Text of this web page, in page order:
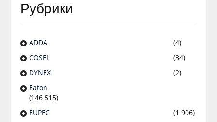
Рубрики
ADDA
(4)
COSEL
(34)
DYNEX
(2)
Eaton
(146 515)
EUPEC
(1 906)